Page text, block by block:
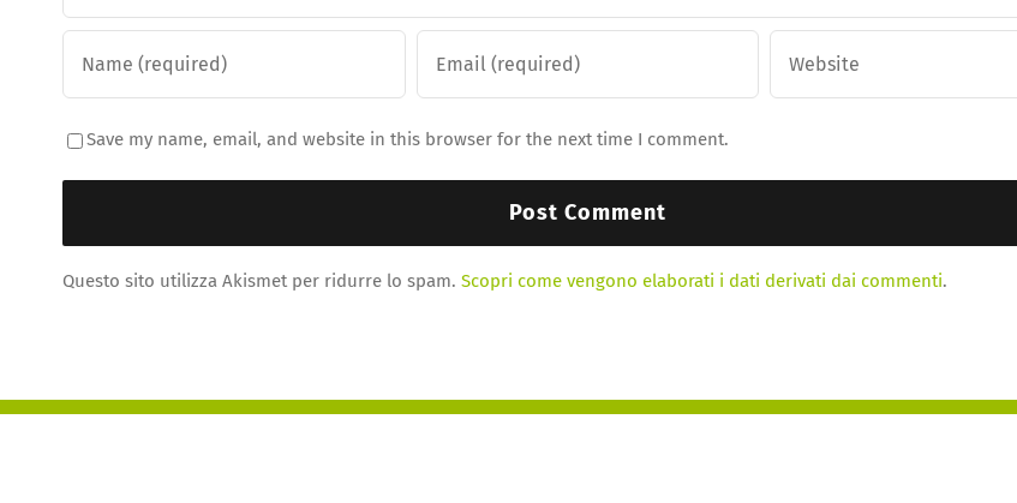
Save my name, email, and website in this browser for the next time I comment.
Questo sito utilizza Akismet per ridurre lo spam. Scopri come vengono elaborati i dati derivati dai commenti.